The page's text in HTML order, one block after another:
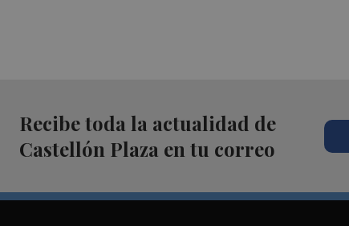
Recibe toda la actualidad de
Castellón Plaza en tu correo